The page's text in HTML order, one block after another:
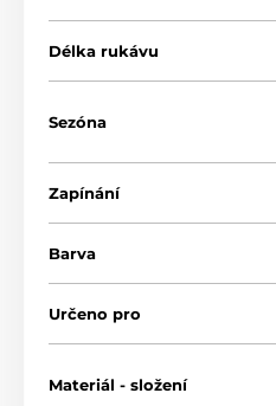
Délka rukávu
Sezóna
Zapínání
Barva
Určeno pro
Materiál - složení